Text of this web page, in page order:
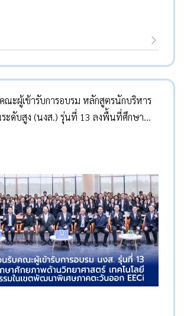
ะผู้เข้ารับการอบรม หลักสูตรนักบริหาร
ะดับสูง (นงส.) รุ่นที่ 13 ลงพื้นที่ศึกษา